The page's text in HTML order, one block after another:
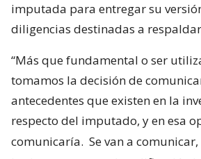
imputada para entregar su
diligencias destinadas a
“Más que fundamental o ser
tomamos la decisión de
antecedentes que existen en la
respecto del imputado, y en esa
comunicaría. Se van a